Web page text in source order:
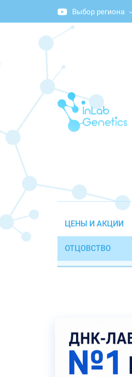
Выбор региона
ЦЕНЫ И АКЦИИ
ОТЦОВСТВО